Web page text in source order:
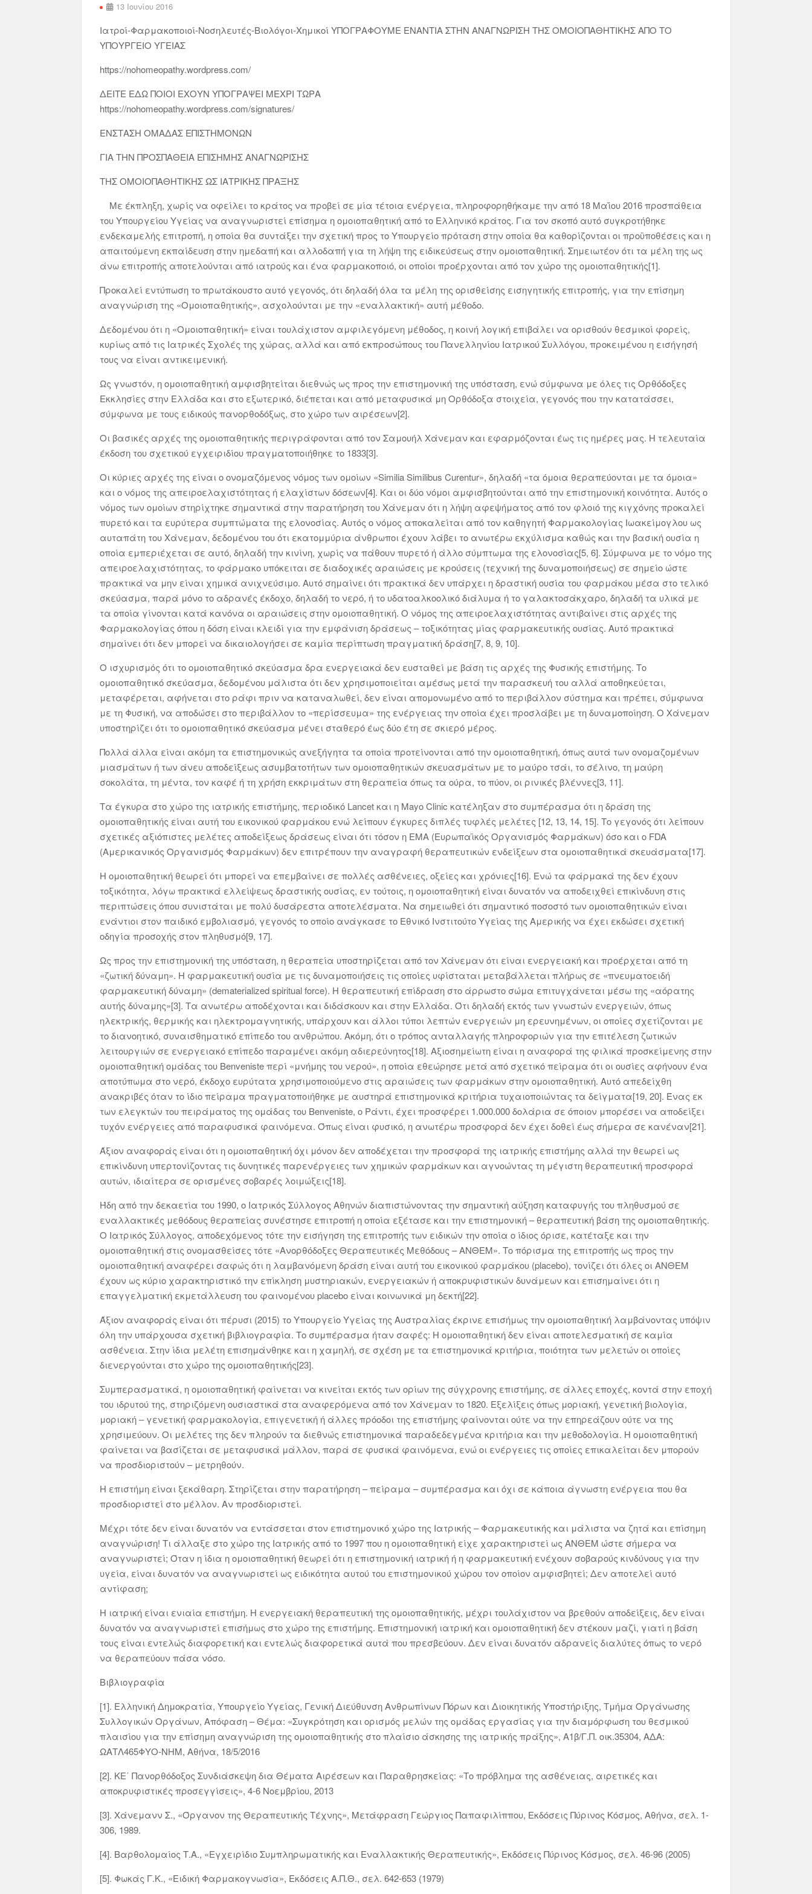
13 Ιουνίου 2016
Ιατροί-Φαρμακοποιοί-Νοσηλευτές-Βιολόγοι-Χημικοί ΥΠΟΓΡΑΦΟΥΜΕ ΕΝΑΝΤΙΑ ΣΤΗΝ ΑΝΑΓΝΩΡΙΣΗ ΤΗΣ ΟΜΟΙΟΠΑΘΗΤΙΚΗΣ ΑΠΟ ΤΟ
ΥΠΟΥΡΓΕΙΟ ΥΓΕΙΑΣ
https://nohomeopathy.wordpress.com/
ΔΕΙΤΕ ΕΔΩ ΠΟΙΟΙ ΕΧΟΥΝ ΥΠΟΓΡΑΨΕΙ ΜΕΧΡΙ ΤΩΡΑ
https://nohomeopathy.wordpress.com/signatures/
ΕΝΣΤΑΣΗ ΟΜΑΔΑΣ ΕΠΙΣΤΗΜΟΝΩΝ
ΓΙΑ ΤΗΝ ΠΡΟΣΠΑΘΕΙΑ ΕΠΙΣΗΜΗΣ ΑΝΑΓΝΩΡΙΣΗΣ
ΤΗΣ ΟΜΟΙΟΠΑΘΗΤΙΚΗΣ ΩΣ ΙΑΤΡΙΚΗΣ ΠΡΑΞΗΣ
Με έκπληξη, χωρίς να οφείλει το κράτος να προβεί σε μία τέτοια ενέργεια, πληροφορηθήκαμε την από 18 Μαΐου 2016 προσπάθεια
του Υπουργείου Υγείας να αναγνωριστεί επίσημα η ομοιοπαθητική από το Ελληνικό κράτος. Για τον σκοπό αυτό συγκροτήθηκε
ενδεκαμελής επιτροπή, η οποία θα συντάξει την σχετική προς το Υπουργείο πρόταση στην οποία θα καθορίζονται οι προϋποθέσεις και η
απαιτούμενη εκπαίδευση στην ημεδαπή και αλλοδαπή για τη λήψη της ειδικεύσεως στην ομοιοπαθητική. Σημειωτέον ότι τα μέλη της ως
άνω επιτροπής αποτελούνται από ιατρούς και ένα φαρμακοποιό, οι οποίοι προέρχονται από τον χώρο της ομοιοπαθητικής[1].
Προκαλεί εντύπωση το πρωτάκουστο αυτό γεγονός, ότι δηλαδή όλα τα μέλη της ορισθείσης εισηγητικής επιτροπής, για την επίσημη
αναγνώριση της «Ομοιοπαθητικής», ασχολούνται με την «εναλλακτική» αυτή μέθοδο.
Δεδομένου ότι η «Ομοιοπαθητική» είναι τουλάχιστον αμφιλεγόμενη μέθοδος, η κοινή λογική επιβάλει να ορισθούν θεσμικοί φορείς,
κυρίως από τις Ιατρικές Σχολές της χώρας, αλλά και από εκπροσώπους του Πανελληνίου Ιατρικού Συλλόγου, προκειμένου η εισήγησή
τους να είναι αντικειμενική.
Ως γνωστόν, η ομοιοπαθητική αμφισβητείται διεθνώς ως προς την επιστημονική της υπόσταση, ενώ σύμφωνα με όλες τις Ορθόδοξες
Εκκλησίες στην Ελλάδα και στο εξωτερικό, διέπεται και από μεταφυσικά μη Ορθόδοξα στοιχεία, γεγονός που την κατατάσσει,
σύμφωνα με τους ειδικούς πανορθοδόξως, στο χώρο των αιρέσεων[2].
Οι βασικές αρχές της ομοιοπαθητικής περιγράφονται από τον Σαμουήλ Χάνεμαν και εφαρμόζονται έως τις ημέρες μας. Η τελευταία
έκδοση του σχετικού εγχειριδίου πραγματοποιήθηκε το 1833[3].
Οι κύριες αρχές της είναι ο ονομαζόμενος νόμος των ομοίων «Similia Similibus Curentur», δηλαδή «τα όμοια θεραπεύονται με τα όμοια»
και ο νόμος της απειροελαχιστότητας ή ελαχίστων δόσεων[4]. Και οι δύο νόμοι αμφισβητούνται από την επιστημονική κοινότητα. Αυτός ο
νόμος των ομοίων στηρίχτηκε σημαντικά στην παρατήρηση του Χάνεμαν ότι η λήψη αφεψήματος από τον φλοιό της κιγχόνης προκαλεί
πυρετό και τα ευρύτερα συμπτώματα της ελονοσίας. Αυτός ο νόμος αποκαλείται από τον καθηγητή Φαρμακολογίας Ιωακείμογλου ως
αυταπάτη του Χάνεμαν, δεδομένου του ότι εκατομμύρια άνθρωποι έχουν λάβει το ανωτέρω εκχύλισμα καθώς και την βασική ουσία η
οποία εμπεριέχεται σε αυτό, δηλαδή την κινίνη, χωρίς να πάθουν πυρετό ή άλλο σύμπτωμα της ελονοσίας[5, 6]. Σύμφωνα με το νόμο της
απειροελαχιστότητας, το φάρμακο υπόκειται σε διαδοχικές αραιώσεις με κρούσεις (τεχνική της δυναμοποιήσεως) σε σημείο ώστε
πρακτικά να μην είναι χημικά ανιχνεύσιμο. Αυτό σημαίνει ότι πρακτικά δεν υπάρχει η δραστική ουσία του φαρμάκου μέσα στο τελικό
σκεύασμα, παρά μόνο το αδρανές έκδοχο, δηλαδή το νερό, ή το υδατοαλκοολικό διάλυμα ή το γαλακτοσάκχαρο, δηλαδή τα υλικά με
τα οποία γίνονται κατά κανόνα οι αραιώσεις στην ομοιοπαθητική. Ο νόμος της απειροελαχιστότητας αντιβαίνει στις αρχές της
Φαρμακολογίας όπου η δόση είναι κλειδί για την εμφάνιση δράσεως – τοξικότητας μίας φαρμακευτικής ουσίας. Αυτό πρακτικά
σημαίνει ότι δεν μπορεί να δικαιολογήσει σε καμία περίπτωση πραγματική δράση[7, 8, 9, 10].
Ο ισχυρισμός ότι το ομοιοπαθητικό σκεύασμα δρα ενεργειακά δεν ευσταθεί με βάση τις αρχές της Φυσικής επιστήμης. Το
ομοιοπαθητικό σκεύασμα, δεδομένου μάλιστα ότι δεν χρησιμοποιείται αμέσως μετά την παρασκευή του αλλά αποθηκεύεται,
μεταφέρεται, αφήνεται στο ράφι πριν να καταναλωθεί, δεν είναι απομονωμένο από το περιβάλλον σύστημα και πρέπει, σύμφωνα
με τη Φυσική, να αποδώσει στο περιβάλλον το «περίσσευμα» της ενέργειας την οποία έχει προσλάβει με τη δυναμοποίηση. Ο Χάνεμαν
υποστηρίζει ότι το ομοιοπαθητικό σκεύασμα μένει σταθερό έως δύο έτη σε σκιερό μέρος.
Πολλά άλλα είναι ακόμη τα επιστημονικώς ανεξήγητα τα οποία προτείνονται από την ομοιοπαθητική, όπως αυτά των ονομαζομένων
μιασμάτων ή των άνευ αποδείξεως ασυμβατοτήτων των ομοιοπαθητικών σκευασμάτων με το μαύρο τσάι, το σέλινο, τη μαύρη
σοκολάτα, τη μέντα, τον καφέ ή τη χρήση εκκριμάτων στη θεραπεία όπως τα ούρα, το πύον, οι ρινικές βλέννες[3, 11].
Τα έγκυρα στο χώρο της ιατρικής επιστήμης, περιοδικό Lancet και η Mayo Clinic κατέληξαν στο συμπέρασμα ότι η δράση της
ομοιοπαθητικής είναι αυτή του εικονικού φαρμάκου ενώ λείπουν έγκυρες διπλές τυφλές μελέτες [12, 13, 14, 15]. Το γεγονός ότι λείπουν
σχετικές αξιόπιστες μελέτες αποδείξεως δράσεως είναι ότι τόσον η ΕΜΑ (Ευρωπαϊκός Οργανισμός Φαρμάκων) όσο και ο FDA
(Αμερικανικός Οργανισμός Φαρμάκων) δεν επιτρέπουν την αναγραφή θεραπευτικών ενδείξεων στα ομοιοπαθητικά σκευάσματα[17].
Η ομοιοπαθητική θεωρεί ότι μπορεί να επεμβαίνει σε πολλές ασθένειες, οξείες και χρόνιες[16]. Ενώ τα φάρμακά της δεν έχουν
τοξικότητα, λόγω πρακτικά ελλείψεως δραστικής ουσίας, εν τούτοις, η ομοιοπαθητική είναι δυνατόν να αποδειχθεί επικίνδυνη στις
περιπτώσεις όπου συνιστάται με πολύ δυσάρεστα αποτελέσματα. Να σημειωθεί ότι σημαντικό ποσοστό των ομοιοπαθητικών είναι
ενάντιοι στον παιδικό εμβολιασμό, γεγονός το οποίο ανάγκασε το Εθνικό Ινστιτούτο Υγείας της Αμερικής να έχει εκδώσει σχετική
οδηγία προσοχής στον πληθυσμό[9, 17].
Ως προς την επιστημονική της υπόσταση, η θεραπεία υποστηρίζεται από τον Χάνεμαν ότι είναι ενεργειακή και προέρχεται από τη
«ζωτική δύναμη». Η φαρμακευτική ουσία με τις δυναμοποιήσεις τις οποίες υφίσταται μεταβάλλεται πλήρως σε «πνευματοειδή
φαρμακευτική δύναμη» (dematerialized spiritual force). Η θεραπευτική επίδραση στο άρρωστο σώμα επιτυγχάνεται μέσω της «αόρατης
αυτής δύναμης»[3]. Τα ανωτέρω αποδέχονται και διδάσκουν και στην Ελλάδα. Ότι δηλαδή εκτός των γνωστών ενεργειών, όπως
ηλεκτρικής, θερμικής και ηλεκτρομαγνητικής, υπάρχουν και άλλοι τύποι λεπτών ενεργειών μη ερευνημένων, οι οποίες σχετίζονται με
το διανοητικό, συναισθηματικό επίπεδο του ανθρώπου. Ακόμη, ότι ο τρόπος ανταλλαγής πληροφοριών για την επιτέλεση ζωτικών
λειτουργιών σε ενεργειακό επίπεδο παραμένει ακόμη αδιερεύνητος[18]. Αξιοσημείωτη είναι η αναφορά της φιλικά προσκείμενης στην
ομοιοπαθητική ομάδας του Benveniste περί «μνήμης του νερού», η οποία εθεώρησε μετά από σχετικό πείραμα ότι οι ουσίες αφήνουν ένα
αποτύπωμα στο νερό, έκδοχο ευρύτατα χρησιμοποιούμενο στις αραιώσεις των φαρμάκων στην ομοιοπαθητική. Αυτό απεδείχθη
ανακριβές όταν το ίδιο πείραμα πραγματοποιήθηκε με αυστηρά επιστημονικά κριτήρια τυχαιοποιώντας τα δείγματα[19, 20]. Ένας εκ
των ελεγκτών του πειράματος της ομάδας του Benveniste, ο Ράντι, έχει προσφέρει 1.000.000 δολάρια σε όποιον μπορέσει να αποδείξει
τυχόν ενέργειες από παραφυσικά φαινόμενα. Όπως είναι φυσικό, η ανωτέρω προσφορά δεν έχει δοθεί έως σήμερα σε κανέναν[21].
Άξιον αναφοράς είναι ότι η ομοιοπαθητική όχι μόνον δεν αποδέχεται την προσφορά της ιατρικής επιστήμης αλλά την θεωρεί ως
επικίνδυνη υπερτονίζοντας τις δυνητικές παρενέργειες των χημικών φαρμάκων και αγνοώντας τη μέγιστη θεραπευτική προσφορά
αυτών, ιδιαίτερα σε ορισμένες σοβαρές λοιμώξεις[18].
Ήδη από την δεκαετία του 1990, ο Ιατρικός Σύλλογος Αθηνών διαπιστώνοντας την σημαντική αύξηση καταφυγής του πληθυσμού σε
εναλλακτικές μεθόδους θεραπείας συνέστησε επιτροπή η οποία εξέτασε και την επιστημονική – θεραπευτική βάση της ομοιοπαθητικής.
Ο Ιατρικός Σύλλογος, αποδεχόμενος τότε την εισήγηση της επιτροπής των ειδικών την οποία ο ίδιος όρισε, κατέταξε και την
ομοιοπαθητική στις ονομασθείσες τότε «Ανορθόδοξες Θεραπευτικές Μεθόδους – ΑΝΘΕΜ». Το πόρισμα της επιτροπής ως προς την
ομοιοπαθητική αναφέρει σαφώς ότι η λαμβανόμενη δράση είναι αυτή του εικονικού φαρμάκου (placebo), τονίζει ότι όλες οι ΑΝΘΕΜ
έχουν ως κύριο χαρακτηριστικό την επίκληση μυστηριακών, ενεργειακών ή αποκρυφιστικών δυνάμεων και επισημαίνει ότι η
επαγγελματική εκμετάλλευση του φαινομένου placebo είναι κοινωνικά μη δεκτή[22].
Άξιον αναφοράς είναι ότι πέρυσι (2015) το Υπουργείο Υγείας της Αυστραλίας έκρινε επισήμως την ομοιοπαθητική λαμβάνοντας υπόψιν
όλη την υπάρχουσα σχετική βιβλιογραφία. Το συμπέρασμα ήταν σαφές: Η ομοιοπαθητική δεν είναι αποτελεσματική σε καμία
ασθένεια. Στην ίδια μελέτη επισημάνθηκε και η χαμηλή, σε σχέση με τα επιστημονικά κριτήρια, ποιότητα των μελετών οι οποίες
διενεργούνται στο χώρο της ομοιοπαθητικής[23].
Συμπερασματικά, η ομοιοπαθητική φαίνεται να κινείται εκτός των ορίων της σύγχρονης επιστήμης, σε άλλες εποχές, κοντά στην εποχή
του ιδρυτού της, στηριζόμενη ουσιαστικά στα αναφερόμενα από τον Χάνεμαν το 1820. Εξελίξεις όπως μοριακή, γενετική βιολογία,
μοριακή – γενετική φαρμακολογία, επιγενετική ή άλλες πρόοδοι της επιστήμης φαίνονται ούτε να την επηρεάζουν ούτε να της
χρησιμεύουν. Οι μελέτες της δεν πληρούν τα διεθνώς επιστημονικά παραδεδεγμένα κριτήρια και την μεθοδολογία. Η ομοιοπαθητική
φαίνεται να βασίζεται σε μεταφυσικά μάλλον, παρά σε φυσικά φαινόμενα, ενώ οι ενέργειες τις οποίες επικαλείται δεν μπορούν
να προσδιοριστούν – μετρηθούν.
Η επιστήμη είναι ξεκάθαρη. Στηρίζεται στην παρατήρηση – πείραμα – συμπέρασμα και όχι σε κάποια άγνωστη ενέργεια που θα
προσδιοριστεί στο μέλλον. Αν προσδιοριστεί.
Μέχρι τότε δεν είναι δυνατόν να εντάσσεται στον επιστημονικό χώρο της Ιατρικής – Φαρμακευτικής και μάλιστα να ζητά και επίσημη
αναγνώριση! Τι άλλαξε στο χώρο της Ιατρικής από το 1997 που η ομοιοπαθητική είχε χαρακτηριστεί ως ΑΝΘΕΜ ώστε σήμερα να
αναγνωριστεί; Όταν η ίδια η ομοιοπαθητική θεωρεί ότι η επιστημονική ιατρική ή η φαρμακευτική ενέχουν σοβαρούς κινδύνους για την
υγεία, είναι δυνατόν να αναγνωριστεί ως ειδικότητα αυτού του επιστημονικού χώρου τον οποίον αμφισβητεί; Δεν αποτελεί αυτό
αντίφαση;
Η ιατρική είναι ενιαία επιστήμη. Η ενεργειακή θεραπευτική της ομοιοπαθητικής, μέχρι τουλάχιστον να βρεθούν αποδείξεις, δεν είναι
δυνατόν να αναγνωριστεί επισήμως στο χώρο της επιστήμης. Επιστημονική ιατρική και ομοιοπαθητική δεν στέκουν μαζί, γιατί η βάση
τους είναι εντελώς διαφορετική και εντελώς διαφορετικά αυτά που πρεσβεύουν. Δεν είναι δυνατόν αδρανείς διαλύτες όπως το νερό
να θεραπεύουν πάσα νόσο.
Βιβλιογραφία
[1]. Ελληνική Δημοκρατία, Υπουργείο Υγείας, Γενική Διεύθυνση Ανθρωπίνων Πόρων και Διοικητικής Υποστήριξης, Τμήμα Οργάνωσης
Συλλογικών Οργάνων, Απόφαση – Θέμα: «Συγκρότηση και ορισμός μελών της ομάδας εργασίας για την διαμόρφωση του θεσμικού
πλαισίου για την επίσημη αναγνώριση της ομοιοπαθητικής στο πλαίσιο άσκησης της ιατρικής πράξης», Α1β/Γ.Π. οικ.35304, ΑΔΑ:
ΩΑΤΛ465ΦΥΟ-ΝΗΜ, Αθήνα, 18/5/2016
[2]. ΚΕ΄ Πανορθόδοξος Συνδιάσκεψη δια Θέματα Αιρέσεων και Παραθρησκείας: «Το πρόβλημα της ασθένειας, αιρετικές και
αποκρυφιστικές προσεγγίσεις», 4-6 Νοεμβρίου, 2013
[3]. Χάνεμανν Σ., «Όργανον της Θεραπευτικής Τέχνης», Μετάφραση Γεώργιος Παπαφιλίππου, Εκδόσεις Πύρινος Κόσμος, Αθήνα, σελ. 1-
306, 1989.
[4]. Βαρθολομαίος Τ.Α., «Εγχειρίδιο Συμπληρωματικής και Εναλλακτικής Θεραπευτικής», Εκδόσεις Πύρινος Κόσμος, σελ. 46-96 (2005)
[5]. Φωκάς Γ.Κ., «Ειδική Φαρμακογνωσία», Εκδόσεις Α.Π.Θ., σελ. 642-653 (1979)